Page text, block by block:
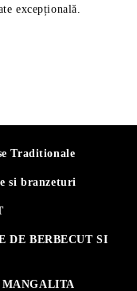
excepțională.
Traditionale
si branzeturi
DE BERBECUT SI
MANGALITA